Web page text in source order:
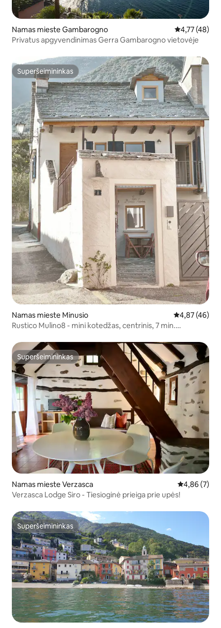
Namas mieste Gambarogno Vidutinis
4,77 (48)
Privatus apgyvendinimas Gerra Gambarogno vietovėje
Superšeimininkas
Superšeimininkas
Namas mieste Minusio Vidutinis
4,87 (46)
Rustico Mulino8 - mini kotedžas, centrinis, 7 min.
kondicionieriumi
Superšeimininkas
Superšeimininkas
Namas mieste Verzasca Vidutinis
4,86 (7)
Verzasca Lodge Siro - Tiesioginė prieiga prie upės!
Superšeimininkas
Superšeimininkas